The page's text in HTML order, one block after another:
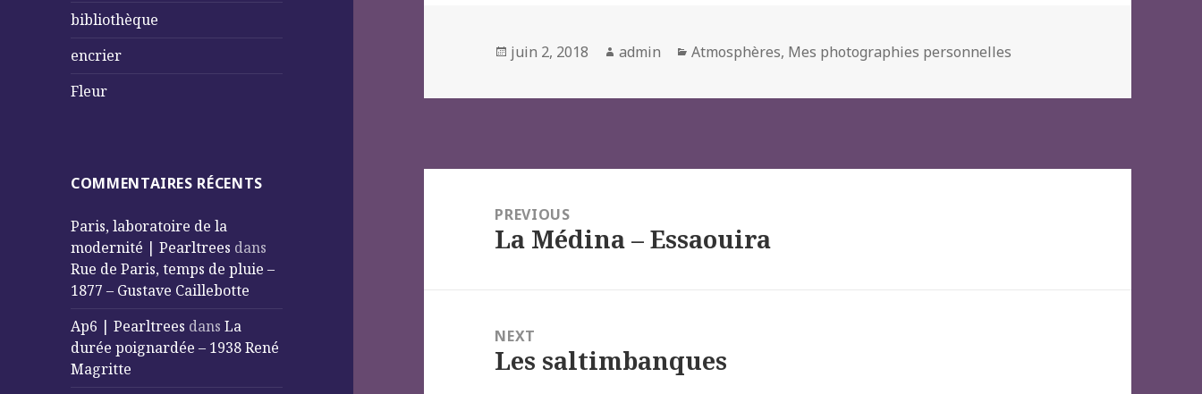
bibliothèque
encrier
Fleur
COMMENTAIRES RÉCENTS
Paris, laboratoire de la
modernité | Pearltrees dans
Rue de Paris, temps de pluie –
1877 – Gustave Caillebotte
Ap6 | Pearltrees dansLa
durée poignardée – 1938 René
Magritte
Posted
juin 2, 2018 Author
admin Categories
Atmosphères, Mes photographies personnelles
l’article
PREVIOUS
Previous
La Médina – Essaouira
NEXT
Next
Les saltimbanques